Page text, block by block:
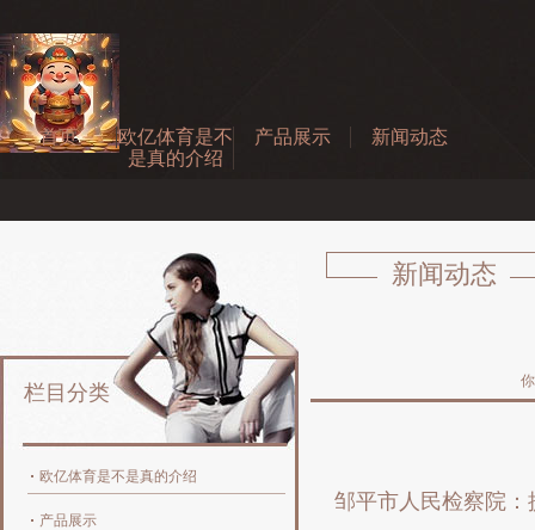
首页
欧亿体育是不
是真的介绍
产品展示 新闻动态
栏目分类
欧亿体育是不是真的介绍
产品展示
新闻动态
邹平市人民检察院